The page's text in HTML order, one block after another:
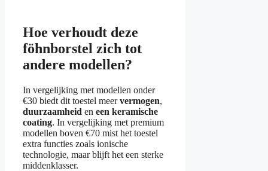
Hoe verhoudt deze
föhnborstel zich tot
andere modellen?
In vergelijking met modellen onder
€30 biedt dit toestel meervermogen,
duurzaamheid en een keramische
coating. In vergelijking met premium
modellen boven €70 mist het toestel
extra functies zoals ionische
technologie, maar blijft het een sterke
middenklasser.